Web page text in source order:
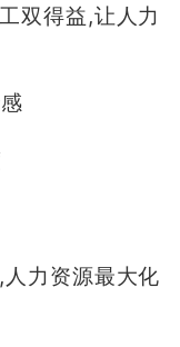
得益,让人力
力资源最大化